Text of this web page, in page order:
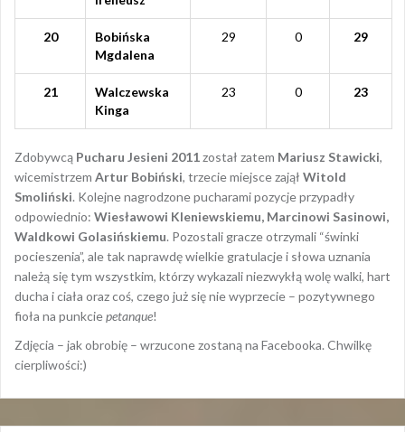
20
Bobińska
Mgdalena
29 0 29
21
Walczewska
Kinga
23 0 23
Zdobywcą Pucharu Jesieni 2011został zatem Mariusz Stawicki,
wicemistrzem Artur Bobiński, trzecie miejsce zajął Witold
Smoliński. Kolejne nagrodzone pucharami pozycje przypadły
odpowiednio: Wiesławowi Kleniewskiemu, Marcinowi Sasinowi,
Waldkowi Golasińskiemu. Pozostali gracze otrzymali “świnki
pocieszenia”, ale tak naprawdę wielkie gratulacje i słowa uznania
należą się tym wszystkim, którzy wykazali niezwykłą wolę walki, hart
ducha i ciała oraz coś, czego już się nie wyprzecie – pozytywnego
fioła na punkciepetanque!
Zdjęcia – jak obrobię – wrzucone zostaną na Facebooka. Chwilkę
cierpliwości:)